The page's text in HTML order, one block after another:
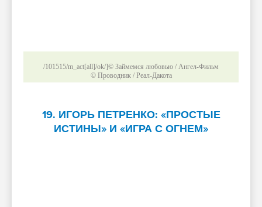
/101515/m_act[all]/ok/]© Займемся любовью / Ангел-Фильм
© Проводник / Реал-Дакота
19. ИГОРЬ ПЕТРЕНКО: «ПРОСТЫЕ
ИСТИНЫ» И «ИГРА С ОГНЕМ»